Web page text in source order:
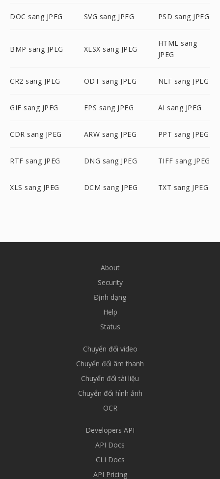
DOC sang JPEG SVG sang JPEG PSD sang JPEG
BMP sang JPEG XLSX sang JPEG
HTML sang
JPEG
CR2 sang JPEG ODT sang JPEG NEF sang JPEG
GIF sang JPEG EPS sang JPEG AI sang JPEG
CDR sang JPEG ARW sang JPEG PPT sang JPEG
RTF sang JPEG DNG sang JPEG TIFF sang JPEG
XLS sang JPEG DCM sang JPEG TXT sang JPEG
About
Security
Định dạng
Help
Status
Chuyển đổi video
Chuyển đổi âm thanh
Chuyển đổi tài liệu
Chuyển đổi hình ảnh
OCR
Developers API
API Docs
CLI Docs
API Pricing